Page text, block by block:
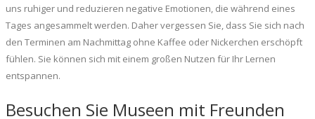
uns ruhiger und reduzieren negative Emotionen, die während eines
Tages angesammelt werden. Daher vergessen Sie, dass Sie sich nach
den Terminen am Nachmittag ohne Kaffee oder Nickerchen erschöpft
fühlen. Sie können sich mit einem großen Nutzen für Ihr Lernen
entspannen.
Besuchen Sie Museen mit Freunden